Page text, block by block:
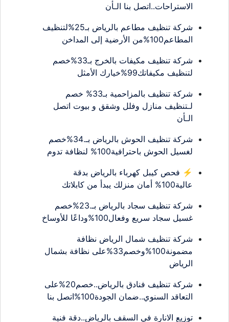
الاستراحات..اتصل بنا الـأن
شركة تنظيف مطاعم بالرياض بـ25%لتنظيف
المطاعم100%من الأرضية إلى المداخن
شركة تنظيف مكيفات بالخرج بـ33%خصم
لتنظيف مكيفاتك99%خيارك الأمثل
شركة تنظيف بالمزاحمية بـ33% خصم
لـتنظيف منازل وفلل وشقق و بيوت اتصل
الـأن
شركة تنظيف الحوش بالرياض بـ.34%خصم
لغسيل الحوش باحترافية100% لنظافة تدوم
⚡ فحص كيبل كهرباء بالرياض بدقة
عالية100% أمان منزلك يبدأ من كابلاتك
شركة تنظيف سجاد بالرياض بـ.23%خصم
غسيل سجاد سريع وفعال100%وداعًا للأوساخ
شركة تنظيف شمال الرياض نظافة
مضمونة100%وخصم33%على نظافة بشمال
الرياض
شركة تنظيف فنادق بالرياض..خصم20%على
التعاقد السنوي..ضمان الجودة100%اتصل بنا
توزيع الانارة في السقف بالرياض..دقة فنية